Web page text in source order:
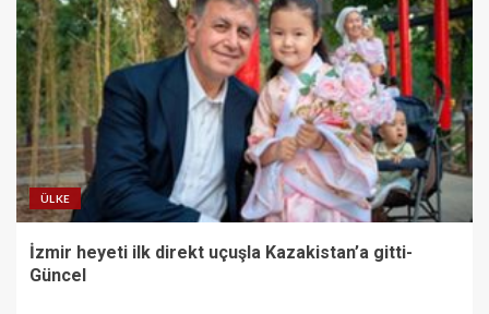
ÜLKE
İzmir heyeti ilk direkt uçuşla Kazakistan’a gitti-
Güncel